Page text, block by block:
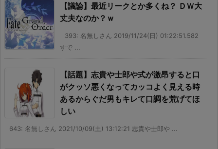
【議論】最近リークとか多くね？ ＤＷ大
丈夫なのか？ｗ
393: 名無しさん 2019/11/24(日) 01:22:51.582
すで ...
【話題】志貴や士郎や式が激昂すると口
がクッソ悪くなってカッコよく見える時
あるからぐだ男もキレて口調を荒げてほ
しい
643: 名無しさん 2021/10/09(土) 13:12:21 志貴や士郎や ...